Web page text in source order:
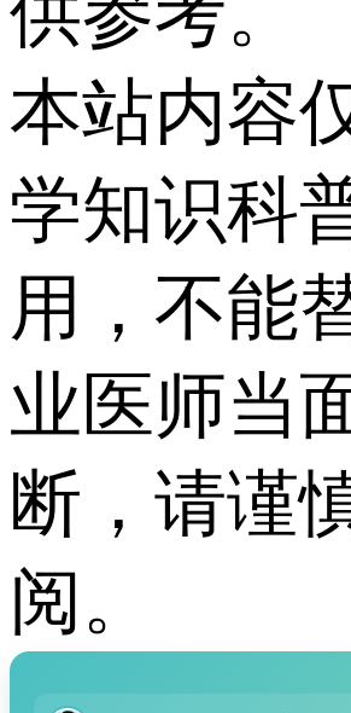
本站内容
学知识科
用，不能
业医师当
断，请谨
阅。